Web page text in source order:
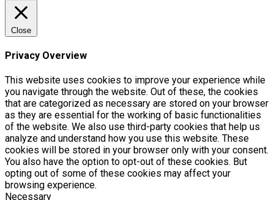
Close
Privacy Overview
This website uses cookies to improve your experience while
you navigate through the website. Out of these, the cookies
that are categorized as necessary are stored on your browser
as they are essential for the working of basic functionalities
of the website. We also use third-party cookies that help us
analyze and understand how you use this website. These
cookies will be stored in your browser only with your consent.
You also have the option to opt-out of these cookies. But
opting out of some of these cookies may affect your
browsing experience.
Necessary